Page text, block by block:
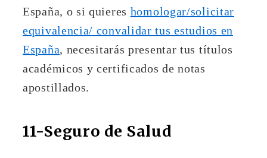
España, o si quieres homologar/solicitar
equivalencia/ convalidar tus estudios en
España, necesitarás presentar tus títulos
académicos y certificados de notas
apostillados.
11-Seguro de Salud